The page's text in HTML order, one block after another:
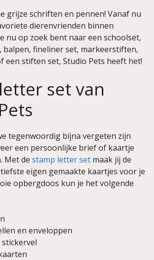
grijze schriften en pennen! Vanaf nu
dierenvrienden binnen
nu op zoek bent naar een schoolset,
balpen, fineliner set, markeerstiften,
een stiften set, Studio Pets heeft het!
set van
tegenwoordig bijna vergeten zijn
een persoonlijke brief of kaartje
Met de stamp letter set maak jij de
eigen gemaakte kaartjes voor je
opbergdoos kun je het volgende
en enveloppen